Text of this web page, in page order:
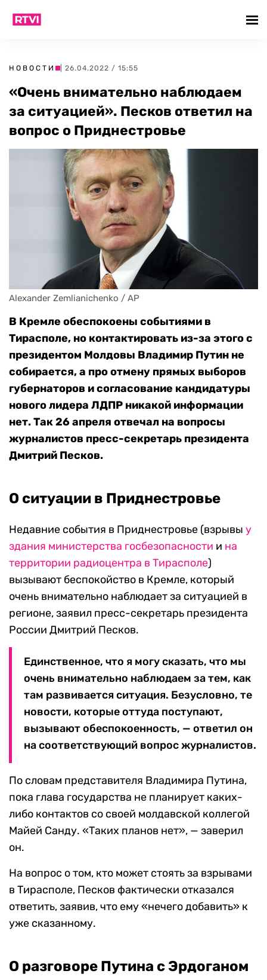
НОВОСТИ | 26.04.2022 / 15:55
«Очень внимательно наблюдаем
за ситуацией». Песков ответил на
вопрос о Приднестровье
Alexander Zemlianichenko / AP
В Кремле обеспокоены событиями в
Тирасполе, но контактировать из-за этого с
президентом Молдовы Владимир Путин не
собирается, а про отмену прямых выборов
губернаторов и согласование кандидатуры
нового лидера ЛДПР никакой информации
нет. Так 26 апреля отвечал на вопросы
журналистов пресс-секретарь президента
Дмитрий Песков.
О ситуации в Приднестровье
Недавние события в Приднестровье (взрывы у
здания министерства госбезопасности и на
территории радиоцентра в Тирасполе)
вызывают беспокойство в Кремле, который
очень внимательно наблюдает за ситуацией в
регионе, заявил пресс-секретарь президента
России Дмитрий Песков.
Единственное, что я могу сказать, что мы
очень внимательно наблюдаем за тем, как
там развивается ситуация. Безусловно, те
новости, которые оттуда поступают,
вызывают обеспокоенность, — ответил он
на соответствующий вопрос журналистов.
По словам представителя Владимира Путина,
пока глава государства не планирует каких-
либо контактов со своей молдавской коллегой
Майей Санду. «Таких планов нет», — заверил
он.
На вопрос о том, кто может стоять за взрывами
в Тирасполе, Песков фактически отказался
ответить, заявив, что ему «нечего добавить» к
уже сказанному.
О разговоре Путина с Эрдоганом